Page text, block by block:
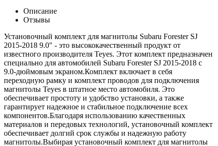
Описание
Отзывы
Установочный комплект для магнитолы Subaru Forester SJ
2015-2018 9.0" - это высококачественный продукт от
известного производителя Teyes. Этот комплект предназначен
специально для автомобилей Subaru Forester SJ 2015-2018 с
9.0-дюймовым экраном.Комплект включает в себя
переходную рамку и комплект проводов для подключения
магнитолы Teyes в штатное место автомобиля. Это
обеспечивает простоту и удобство установки, а также
гарантирует надежное и стабильное подключение всех
компонентов.Благодаря использованию качественных
материалов и передовых технологий, установочный комплект
обеспечивает долгий срок службы и надежную работу
магнитолы.Выбирая установочный комплект для магнитолы